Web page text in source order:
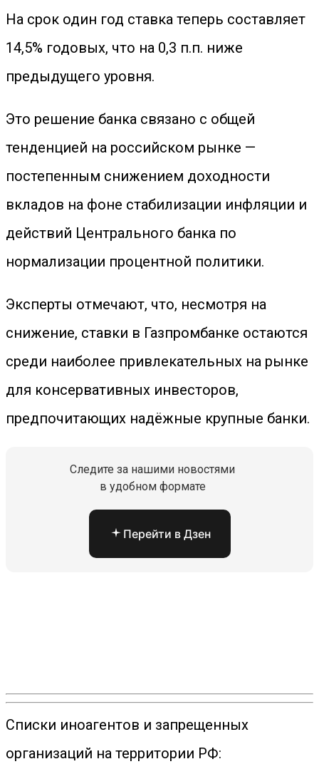
На срок один год ставка теперь составляет
14,5% годовых, что на 0,3 п.п. ниже
предыдущего уровня.
Это решение банка связано с общей
тенденцией на российском рынке —
постепенным снижением доходности
вкладов на фоне стабилизации инфляции и
действий Центрального банка по
нормализации процентной политики.
Эксперты отмечают, что, несмотря на
снижение, ставки в Газпромбанке остаются
среди наиболее привлекательных на рынке
для консервативных инвесторов,
предпочитающих надёжные крупные банки.
Следите за нашими новостями
в удобном формате
Перейти в Дзен
Списки иноагентов и запрещенных
организаций на территории РФ: